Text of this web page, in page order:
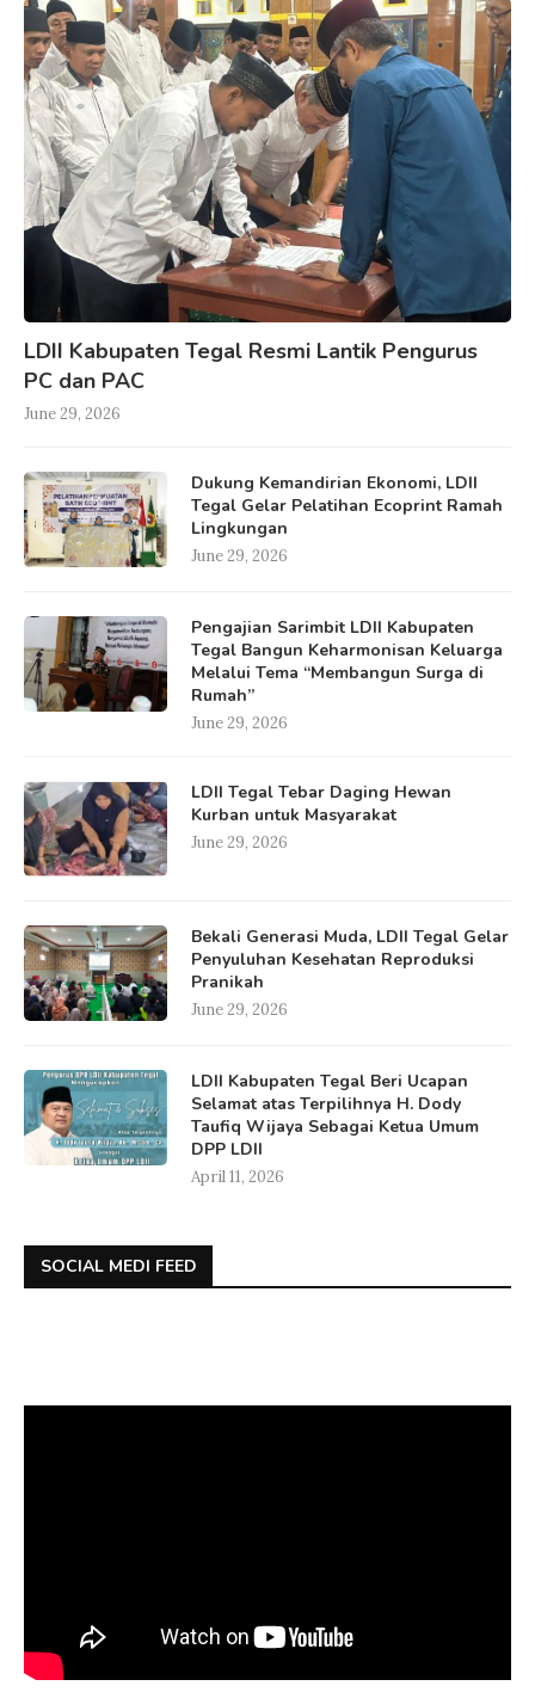
LDII Kabupaten Tegal Resmi Lantik Pengurus
PC dan PAC
June 29, 2026
Dukung Kemandirian Ekonomi, LDII
Tegal Gelar Pelatihan Ecoprint Ramah
Lingkungan
June 29, 2026
Pengajian Sarimbit LDII Kabupaten
Tegal Bangun Keharmonisan Keluarga
Melalui Tema “Membangun Surga di
Rumah”
June 29, 2026
LDII Tegal Tebar Daging Hewan
Kurban untuk Masyarakat
June 29, 2026
Bekali Generasi Muda, LDII Tegal Gelar
Penyuluhan Kesehatan Reproduksi
Pranikah
June 29, 2026
LDII Kabupaten Tegal Beri Ucapan
Selamat atas Terpilihnya H. Dody
Taufiq Wijaya Sebagai Ketua Umum
DPP LDII
April 11, 2026
SOCIAL MEDI FEED